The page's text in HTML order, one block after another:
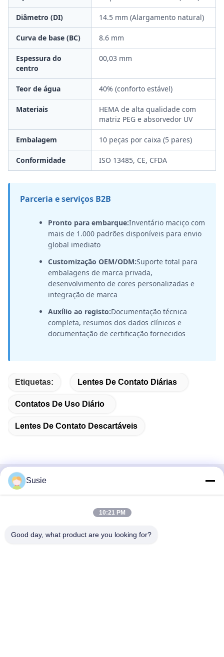
Diâmetro (DI) 14.5 mm (Alargamento natural)
Curva de base (BC) 8.6 mm
Espessura do
centro
00,03 mm
Teor de água 40% (conforto estável)
Materiais
HEMA de alta qualidade com
matriz PEG e absorvedor UV
Embalagem 10 peças por caixa (5 pares)
Conformidade ISO 13485, CE, CFDA
Parceria e serviços B2B
Pronto para embarque:Inventário maciço com
mais de 1.000 padrões disponíveis para envio
global imediato
Customização OEM/ODM:Suporte total para
embalagens de marca privada,
desenvolvimento de cores personalizadas e
integração de marca
Auxílio ao registo:Documentação técnica
completa, resumos dos dados clínicos e
documentação de certificação fornecidos
Etiquetas: Lentes De Contato Diárias
Contatos De Uso Diário
Lentes De Contato Descartáveis
Contato rápido
Zhongyi 1st Road, distrito de Yuhua, Changsha, Hunan,
Susie
10:21 PM
Good day, what product are you looking for?